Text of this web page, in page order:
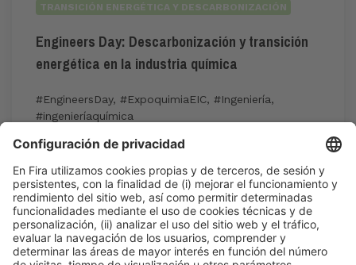
TRANSICIÓN ENERGÉTICA Y DESCARBONIZACIÓN
Engineers Day: Descarbonización y transición
energética en la industria química
#EngineersDay, #ExpoquimiaEIC, #Ingeniería,
#ingenieríaquímica
Jue 4
15:00h - 17:15h
International Meeting Point
Inscripción en la actividad durante la
acreditación a Expoquimia
Leer más